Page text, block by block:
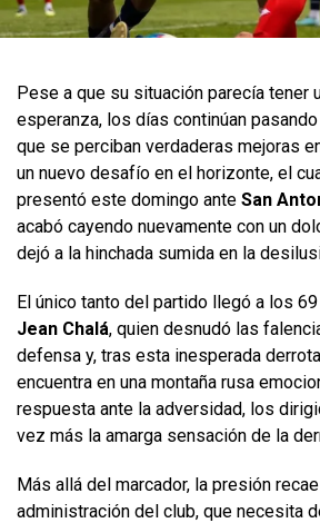
Pese a que su situación parecía tener
esperanza, los días continúan
que se perciban verdaderas mejoras
un nuevo desafío en el horizonte, el
presentó este domingo ante San
acabó cayendo nuevamente con un
dejó a la hinchada sumida en la
El único tanto del partido llegó a los
Jean Chalá, quien desnudó las
defensa y, tras esta inesperada
encuentra en una montaña rusa
respuesta ante la adversidad, los
vez más la amarga sensación de la
Más allá del marcador, la presión
administración del club, que necesita